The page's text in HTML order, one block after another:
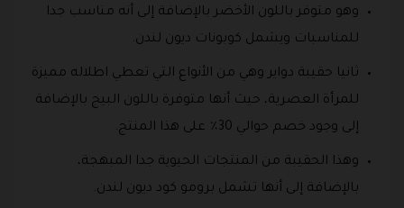
وهو متوفر باللون الأخضر بالإضافة إلى أنه مناسب جدا
للمناسبات ويشمل كوبونات ديون لندن.
ثانيا حقيبة دواير وهي من الأنواع التي تعطي اطلاله مميزة
للمرأة العصرية، حيث أنها متوفرة باللون البيج بالإضافة
إلى وجود خصم حوالي 30٪ على هذا المنتج.
وهذا الحقيبة من المنتجات الحيوية جدا المبهجة،
بالإضافة إلى أنها تشمل برومو كود ديون لندن.